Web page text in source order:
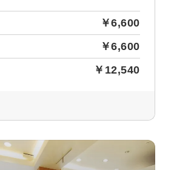
￥6,600
￥6,600
￥12,540